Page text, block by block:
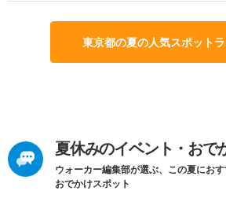
東京都の夏の人気スポット
夏休みのイベント・おで
ウォーカー編集部が選ぶ、この夏にお
おでかけスポット